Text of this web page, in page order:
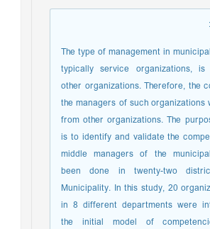
The type of management in
typically service organizations,
other organizations. Therefore, the
the managers of such
from other organizations. The
is to identify and validate the
middle managers of the
been done in twenty-two
Municipality. In this study, 20
in 8 different departments were
the initial model of